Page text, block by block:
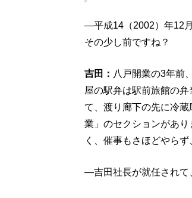
―平成14（2002）年12
その少し前ですね？
吉田： 八戸開業の3年前
屋の駅弁は駅前旅館の
て、渡り廊下の先に冷
業」のセクションがあ
く、催事もさほどやら
―吉田社長が就任されて